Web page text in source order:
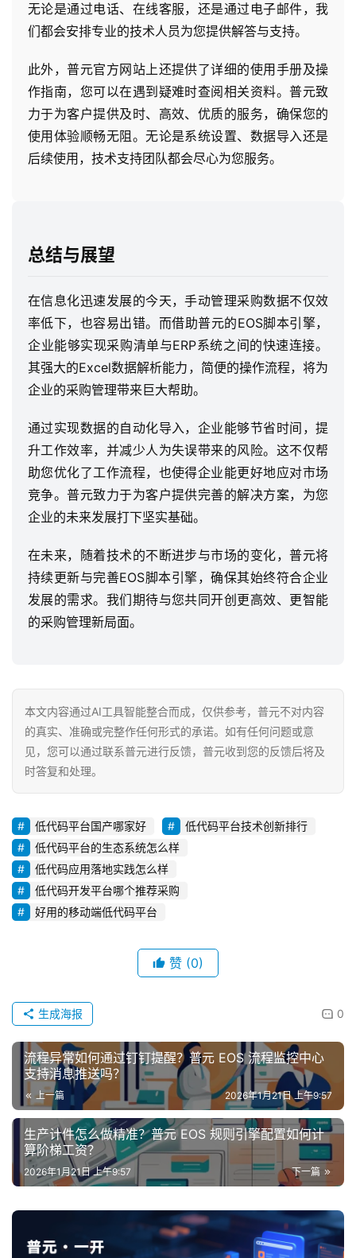
无论是通过电话、在线客服，还是通过电子邮件，我
们都会安排专业的技术人员为您提供解答与支持。
此外，普元官方网站上还提供了详细的使用手册及操
作指南，您可以在遇到疑难时查阅相关资料。普元致
力于为客户提供及时、高效、优质的服务，确保您的
使用体验顺畅无阻。无论是系统设置、数据导入还是
后续使用，技术支持团队都会尽心为您服务。
总结与展望
在信息化迅速发展的今天，手动管理采购数据不仅效
率低下，也容易出错。而借助普元的EOS脚本引擎，
企业能够实现采购清单与ERP系统之间的快速连接。
其强大的Excel数据解析能力，简便的操作流程，将为
企业的采购管理带来巨大帮助。
通过实现数据的自动化导入，企业能够节省时间，提
升工作效率，并减少人为失误带来的风险。这不仅帮
助您优化了工作流程，也使得企业能更好地应对市场
竞争。普元致力于为客户提供完善的解决方案，为您
企业的未来发展打下坚实基础。
在未来，随着技术的不断进步与市场的变化，普元将
持续更新与完善EOS脚本引擎，确保其始终符合企业
发展的需求。我们期待与您共同开创更高效、更智能
的采购管理新局面。
本文内容通过AI工具智能整合而成，仅供参考，普元不对内容
的真实、准确或完整作任何形式的承诺。如有任何问题或意
见，您可以通过联系普元进行反馈，普元收到您的反馈后将及
时答复和处理。
低代码平台国产哪家好
低代码平台技术创新排行
低代码平台的生态系统怎么样
低代码应用落地实践怎么样
低代码开发平台哪个推荐采购
好用的移动端低代码平台
赞 (0)
0
生成海报
流程异常如何通过钉钉提醒？普元 EOS 流程监控中心
支持消息推送吗？
上一篇 2026年1月21日 上午9:57
生产计件怎么做精准？普元 EOS 规则引擎配置如何计
算阶梯工资？
下一篇
2026年1月21日 上午9:57